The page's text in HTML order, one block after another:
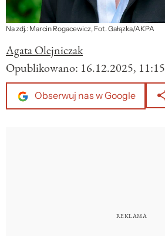
Na zdj.: Marcin Rogacewicz, Fot. Gałązka/AKPA
Agata Olejniczak
Opublikowano: 16.12.2025, 11:15
Obserwuj nas w Google